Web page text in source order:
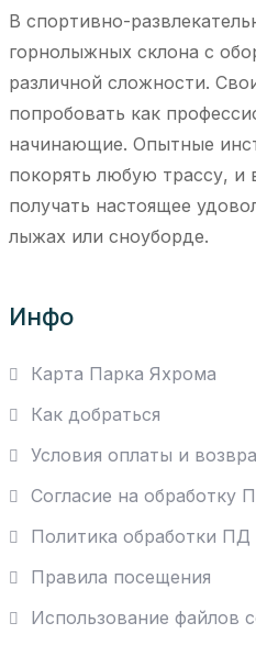
В спортивно-
горнолыжных склона с
различной сложности.
попробовать как
начинающие. Опытные
покорять любую трассу, и
получать настоящее
лыжах или сноуборде.
Инфо
Карта Парка Яхрома
Как добраться
Условия оплаты и
Согласие на обработку
Политика обработки ПД
Правила посещения
Использование файлов